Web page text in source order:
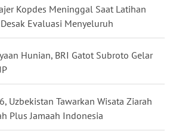
Kopdes Meninggal Saat Latihan
Evaluasi Menyeluruh
Hunian, BRI Gatot Subroto Gelar
Uzbekistan Tawarkan Wisata Ziarah
Plus Jamaah Indonesia